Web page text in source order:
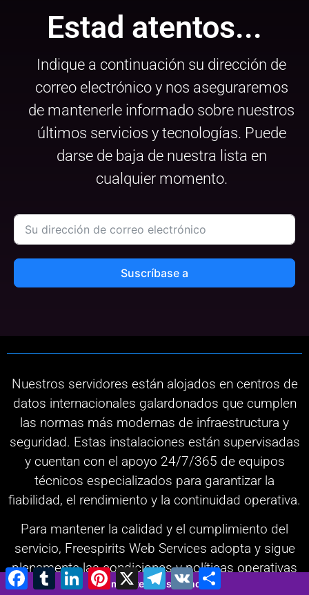
Estad atentos...
Indique a continuación su dirección de
correo electrónico y nos aseguraremos
de mantenerle informado sobre nuestros
últimos servicios y tecnologías. Puede
darse de baja de nuestra lista en
cualquier momento.
Suscríbase a
Nuestros servidores están alojados en centros de
datos internacionales galardonados que cumplen
las normas más modernas de infraestructura y
seguridad. Estas instalaciones están supervisadas
y cuentan con el apoyo 24/7/365 de equipos
técnicos especializados para garantizar la
fiabilidad, el rendimiento y la continuidad operativa.
Para mantener la calidad y el cumplimiento del
servicio, Freespirits Web Services adopta y sigue
plenamente las condiciones y políticas operativas
de estos centros de datos, incluidas las normas de
Facebook
TumblrLinkedInPinterest
X Telegram
VK Compartir
2 minutes 26 seconds